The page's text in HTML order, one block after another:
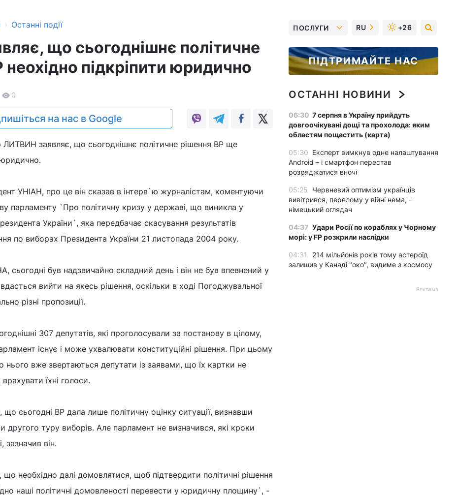
› Останні події
що сьогоднішнє політичне
неохідно підкріпити юридично
0
на нас в Google
заявляє, що сьогоднішнє політичне рішення ВР ще
юридично.
УНІАН, про це він сказав в інтерв`ю журналістам, коментуючи
парламенту `Про політичну кризу у державі, що виникла у
України`, яка передбачає скасування результатів
по виборах Президента України 21 листопада 2004 року.
сьогодні був надзвичайно складний день і він не був впевнений у
вийти на якесь рішення, оскільки в ході Погоджувальної
різні пропозиції.
307 депутатів, які проголосували за постанову в цілому,
існує і може ухвалювати конституційні рішення. При цьому
нього вже звертаються депутати із заявами, що їх картки не
їхні голоси.
сьогодні ВР дала лише політичну оцінку ситуації, визнавши
другого туру виборів. Але парламент не визначився, які кроки
зазначив він.
що необхідно далі домовлятися, щоб підтвердити політичні рішення
наші політичні домовленості перевести у юридичну площину`, -
ПОСЛУГИ RU +26
ПІДТРИМАЙТЕ НАС
ОСТАННІ НОВИНИ
06:30 7 серпня в Україну прийдуть
довгоочікувані дощі та прохолода: яким
областям пощастить (карта)
05:30 Експерт вимкнув одне налаштування
Android – і смартфон перестав
розряджатися вночі
05:25
Червневий оптимізм українців
вивітрився, перелому у війні нема, -
німецький оглядач
04:37 Удари Росії по кораблях у Чорному
морі: у FP розкрили наслідки
04:31
214 мільйонів років тому астероїд
залишив у Канаді "око", видиме з космосу
Реклама